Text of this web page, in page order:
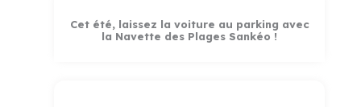
Cet été, laissez la voiture au parking avec
la Navette des Plages Sankéo !